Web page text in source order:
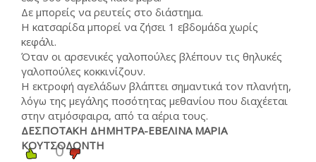
Δε μπορείς να ρευτείς στο διάστημα.
Η κατσαρίδα μπορεί να ζήσει 1 εβδομάδα χωρίς
κεφάλι.
Όταν οι αρσενικές γαλοπούλες βλέπουν τις θηλυκές
γαλοπούλες κοκκινίζουν.
Η εκτροφή αγελάδων βλάπτει σημαντικά τον πλανήτη,
λόγω της μεγάλης ποσότητας μεθανίου που διαχέεται
στην ατμόσφαιρα, από τα αέρια τους.
ΔΕΣΠΟΤΑΚΗ ΔΗΜΗΤΡΑ-ΕΒΕΛΙΝΑ ΜΑΡΙΑ
ΚΟΥΤΣΟΔΟΝΤΗ
0